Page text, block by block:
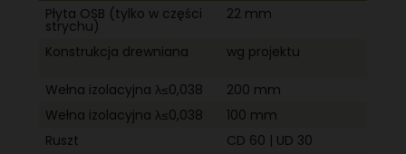
Płyta OSB (tylko w części
strychu)
22 mm
Konstrukcja drewniana wg projektu
Wełna izolacyjna λ≤0,038
200 mm
Wełna izolacyjna λ≤0,038
100 mm
Ruszt
CD 60 | UD 30